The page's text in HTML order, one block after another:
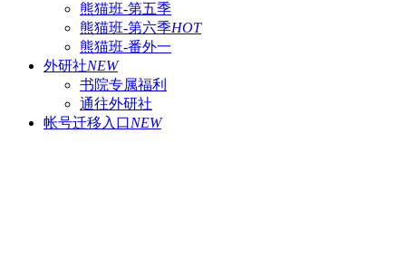
熊猫班-第五季
熊猫班-第六季HOT
熊猫班-番外一
外研社NEW
书院专属福利
通往外研社
帐号迁移入口NEW